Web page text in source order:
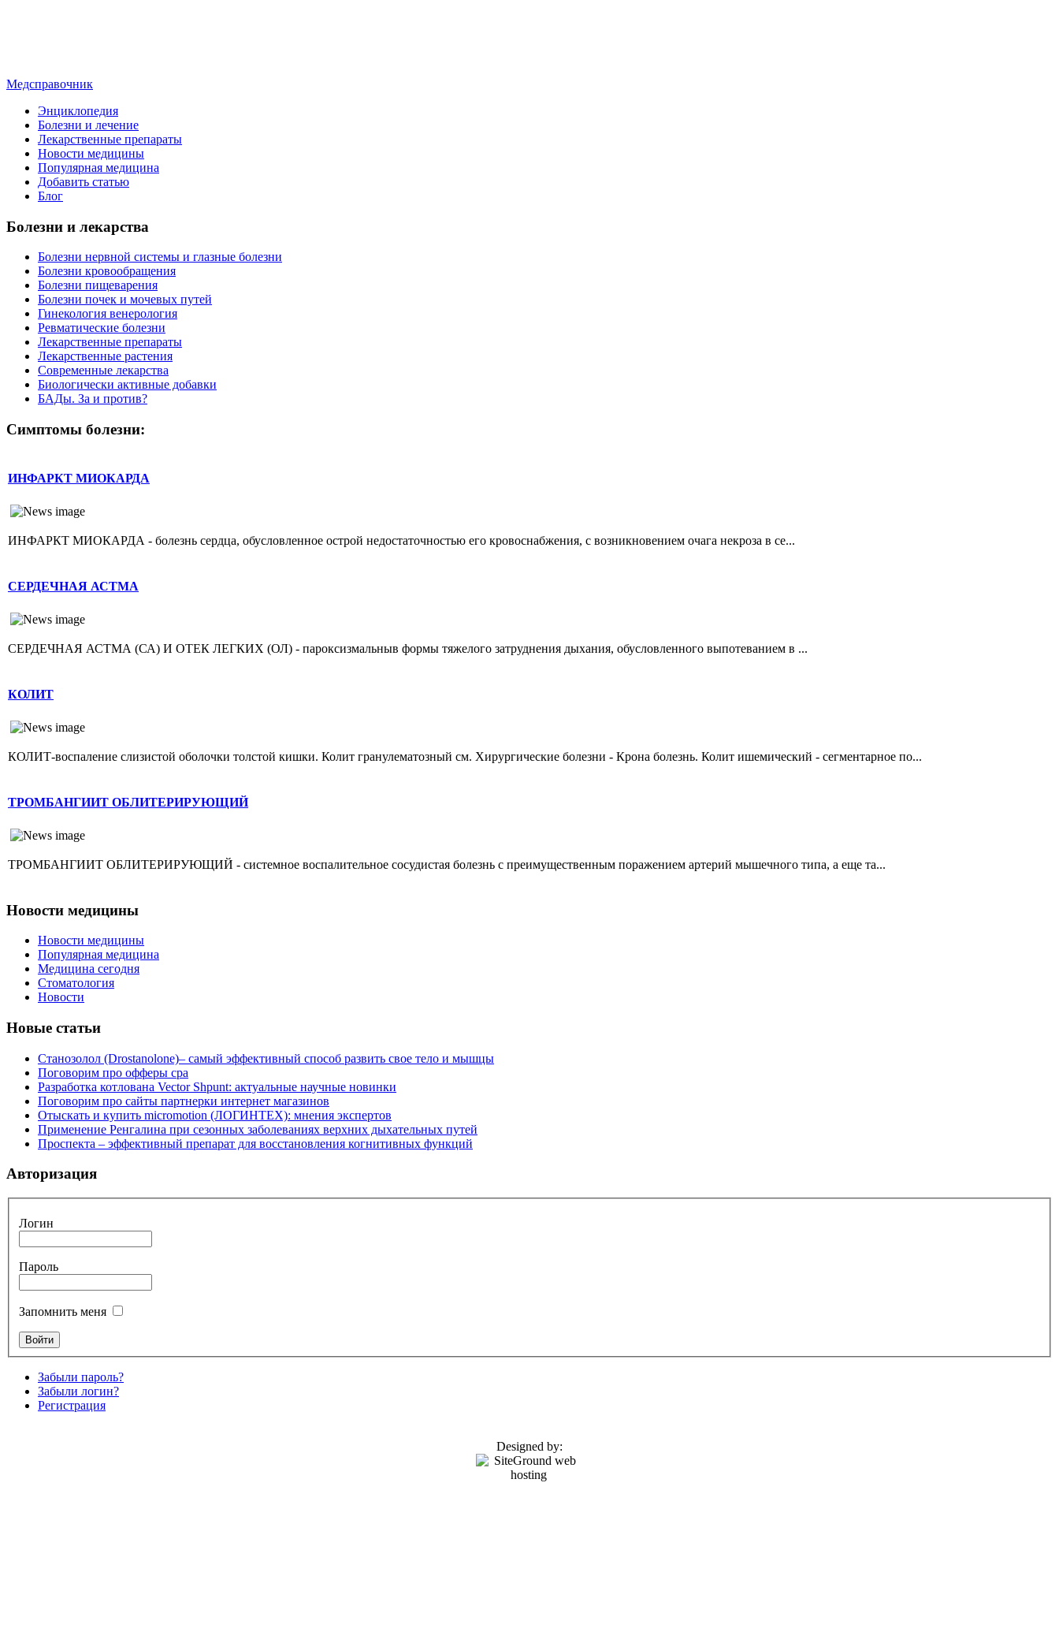
Медсправочник
Энциклопедия
Болезни и лечение
Лекарственные препараты
Новости медицины
Популярная медицина
Добавить статью
Блог
Болезни и лекарства
Болезни нервной системы и глазные болезни
Болезни кровообращения
Болезни пищеварения
Болезни почек и мочевых путей
Гинекология венерология
Ревматические болезни
Лекарственные препараты
Лекарственные растения
Современные лекарства
Биологически активные добавки
БАДы. За и против?
Симптомы болезни:
ИНФАРКТ МИОКАРДА
ИНФАРКТ МИОКАРДА - болезнь сердца, обусловленное острой недостаточностью его кровоснабжения, с возникновением очага некроза в се...
СЕРДЕЧНАЯ АСТМА
СЕРДЕЧНАЯ АСТМА (СА) И ОТЕК ЛЕГКИХ (ОЛ) - пароксизмальныв формы тяжелого затруднения дыхания, обусловленного выпотеванием в ...
КОЛИТ
КОЛИТ-воспаление слизистой оболочки толстой кишки. Колит гранулематозный см. Хирургические болезни - Крона болезнь. Колит ишемический - сегментарное по...
ТРОМБАНГИИТ ОБЛИТЕРИРУЮЩИЙ
ТРОМБАНГИИТ ОБЛИТЕРИРУЮЩИЙ - системное воспалительное сосудистая болезнь с преимущественным поражением артерий мышечного типа, а еще та...
Новости медицины
Новости медицины
Популярная медицина
Медицина сегодня
Стоматология
Новости
Новые статьи
Станозолол (Drostanolone)– самый эффективный способ развить свое тело и мышцы
Поговорим про офферы cpa
Разработка котлована Vector Shpunt: актуальные научные новинки
Поговорим про сайты партнерки интернет магазинов
Отыскать и купить micromotion (ЛОГИНТЕХ): мнения экспертов
Применение Ренгалина при сезонных заболеваниях верхних дыхательных путей
Проспекта – эффективный препарат для восстановления когнитивных функций
Авторизация
Логин
Пароль
Запомнить меня
Забыли пароль?
Забыли логин?
Регистрация
Designed by: